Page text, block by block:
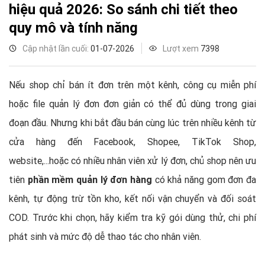
hiệu quả 2026: So sánh chi tiết theo
quy mô và tính năng
Cập nhật lần cuối: 01-07-2026 Lượt xem 7398
Nếu shop chỉ bán ít đơn trên một kênh, công cụ miễn phí
hoặc file quản lý đơn đơn giản có thể đủ dùng trong giai
đoạn đầu. Nhưng khi bắt đầu bán cùng lúc trên nhiều kênh từ
cửa hàng đến Facebook, Shopee, TikTok Shop,
website,...hoặc có nhiều nhân viên xử lý đơn, chủ shop nên ưu
tiên phần mềm quản lý đơn hàng có khả năng gom đơn đa
kênh, tự động trừ tồn kho, kết nối vận chuyển và đối soát
COD. Trước khi chọn, hãy kiểm tra kỹ gói dùng thử, chi phí
phát sinh và mức độ dễ thao tác cho nhân viên.